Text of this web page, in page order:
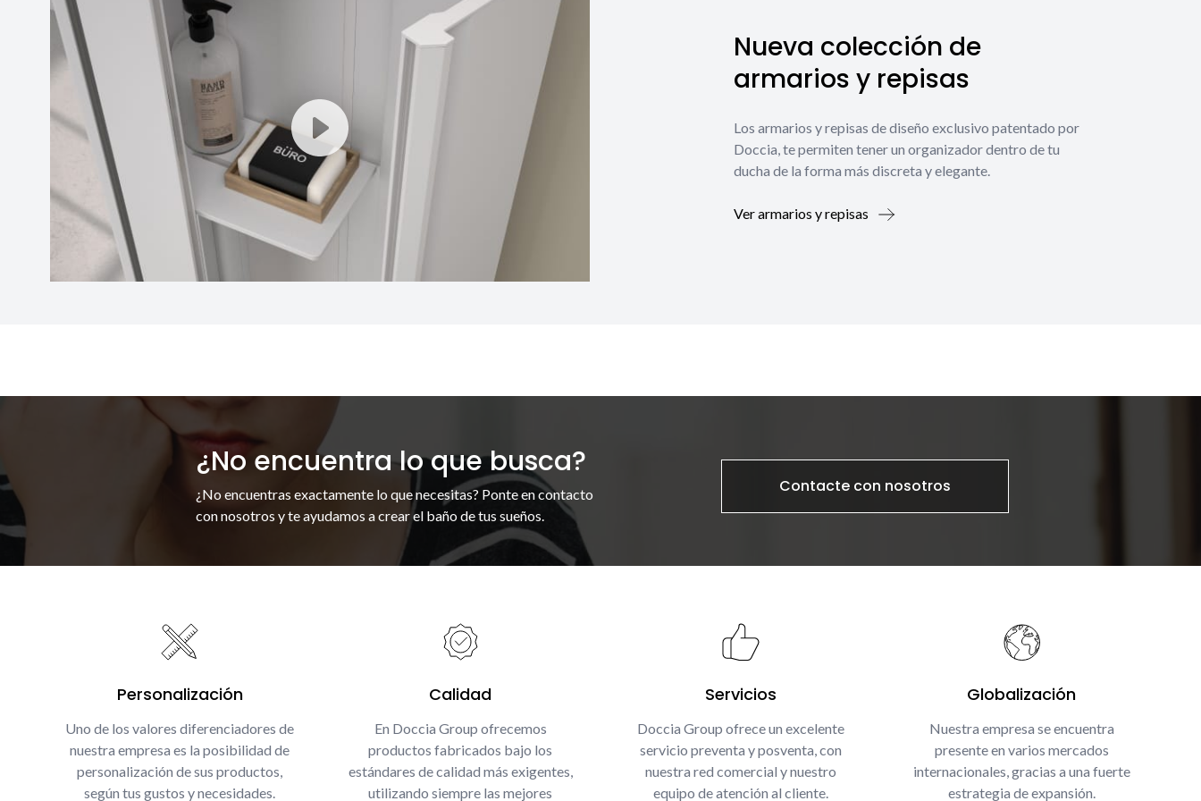
Nueva colección de
armarios y repisas
Los armarios y repisas de diseño exclusivo patentado por
Doccia, te permiten tener un organizador dentro de tu
ducha de la forma más discreta y elegante.
Ver armarios y repisas
¿No encuentra lo que busca?
¿No encuentras exactamente lo que necesitas? Ponte en contacto
con nosotros y te ayudamos a crear el baño de tus sueños.
Contacte con nosotros
Personalización
Uno de los valores diferenciadores de
nuestra empresa es la posibilidad de
personalización de sus productos,
según tus gustos y necesidades.
Calidad
En Doccia Group ofrecemos
productos fabricados bajo los
estándares de calidad más exigentes,
utilizando siempre las mejores
Servicios
Doccia Group ofrece un excelente
servicio preventa y posventa, con
nuestra red comercial y nuestro
equipo de atención al cliente.
Globalización
Nuestra empresa se encuentra
presente en varios mercados
internacionales, gracias a una fuerte
estrategia de expansión.